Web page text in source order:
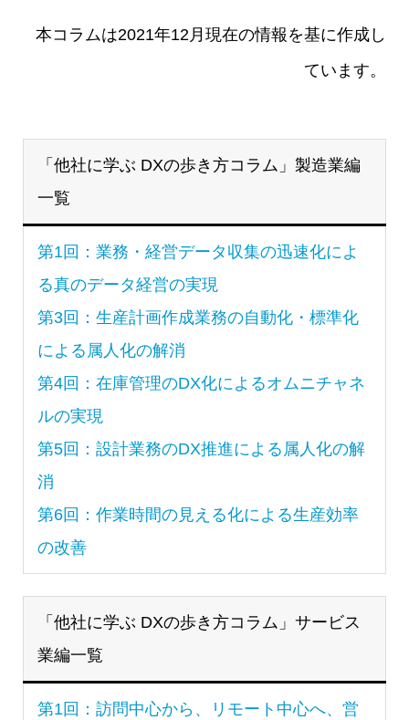
本コラムは2021年12月現在の情報を基に作成し
ています。
「他社に学ぶ DXの歩き方コラム」製造業編
一覧
第1回：業務・経営データ収集の迅速化によ
る真のデータ経営の実現
第3回：生産計画作成業務の自動化・標準化
による属人化の解消
第4回：在庫管理のDX化によるオムニチャネ
ルの実現
第5回：設計業務のDX推進による属人化の解
消
第6回：作業時間の見える化による生産効率
の改善
「他社に学ぶ DXの歩き方コラム」サービス
業編一覧
第1回：訪問中心から、リモート中心へ、営